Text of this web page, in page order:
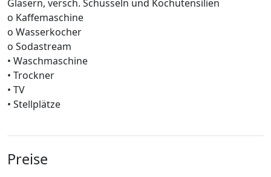
Gläsern, versch. Schüsseln und Kochutensilien
o Kaffemaschine
o Wasserkocher
o Sodastream
• Waschmaschine
• Trockner
• TV
• Stellplätze
Preise